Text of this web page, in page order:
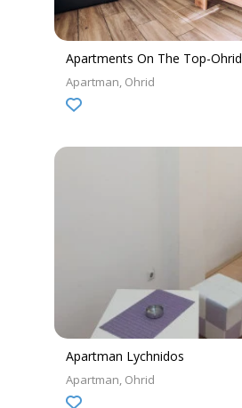
Apartments On The Top-Ohrid
Apartman Ohrid
Apartman Lychnidos
Apartman Ohrid